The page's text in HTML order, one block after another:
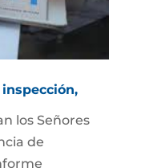
los Señores
de